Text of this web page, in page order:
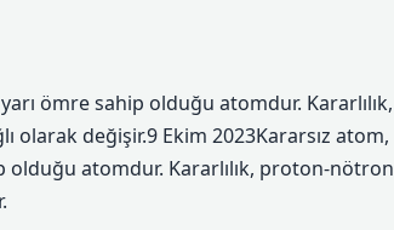
ömre sahip olduğu atomdur. Kararlılık,
olarak değişir.9 Ekim 2023Kararsız atom,
olduğu atomdur. Kararlılık, proton-nötron